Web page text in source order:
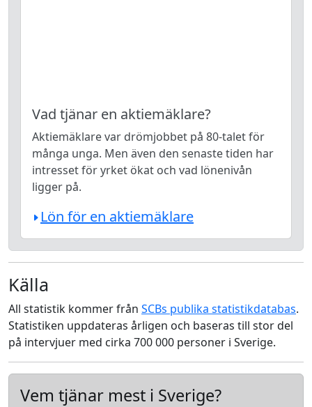
Vad tjänar en aktiemäklare?
Aktiemäklare var drömjobbet på 80-talet för
många unga. Men även den senaste tiden har
intresset för yrket ökat och vad lönenivån
ligger på.
Lön för en aktiemäklare
Källa
All statistik kommer från SCBs publika statistikdatabas.
Statistiken uppdateras årligen och baseras till stor del
på intervjuer med cirka 700 000 personer i Sverige.
Vem tjänar mest i Sverige?